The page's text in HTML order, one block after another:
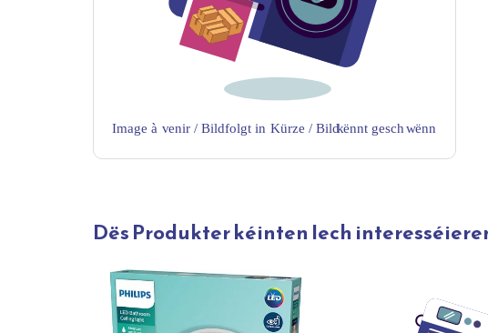
Dës Produkter kéinten Iech